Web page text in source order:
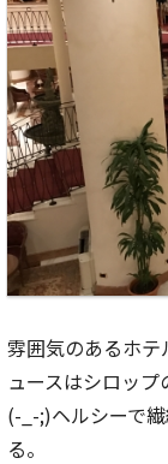
雰囲気のあるホ
ュースはシロップ
(-_-;)ヘルシーで
る。